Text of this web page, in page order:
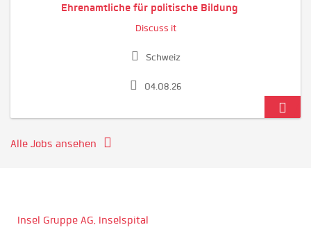
Ehrenamtliche für politische Bildung
Discuss it
Schweiz
04.08.26
Alle Jobs ansehen
Insel Gruppe AG, Inselspital